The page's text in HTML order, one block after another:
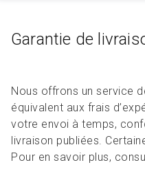
Garantie de
Nous offrons un service
équivalent aux frais
votre envoi à temps,
livraison publiées.
Pour en savoir plus,